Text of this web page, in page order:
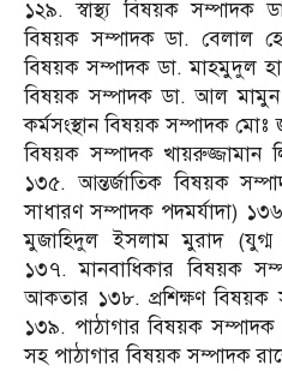
১২৯. স্বাস্থ্য বিষয়ক সম্পাদক
বিষয়ক সম্পাদক ডা. বেলাল
বিষয়ক সম্পাদক ডা. মাহমুদুল
বিষয়ক সম্পাদক ডা. আল
কর্মসংস্থান বিষয়ক সম্পাদক মোঃ
বিষয়ক সম্পাদক খায়রুজ্জামান
১৩৫. আন্তর্জাতিক বিষয়ক
সাধারণ সম্পাদক পদমর্যাদা)
মুজাহিদুল ইসলাম মুরাদ (যুগ্ম
১৩৭. মানবাধিকার বিষয়ক
আকতার ১৩৮. প্রশিক্ষণ বিষয়ক
১৩৯. পাঠাগার বিষয়ক
সহ পাঠাগার বিষয়ক সম্পাদক